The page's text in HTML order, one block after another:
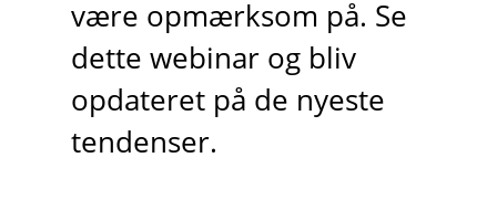
være opmærksom på. Se
dette webinar og bliv
opdateret på de nyeste
tendenser.